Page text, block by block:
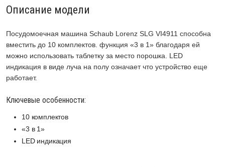
Описание модели
Посудомоечная машина Schaub Lorenz SLG VI4911 способна
вместить до 10 комплектов. функция «3 в 1» благодаря ей
можно использовать таблетку за место порошка. LED
индикация в виде луча на полу означает что устройство еще
работает.
Ключевые особенности:
10 комплектов
«3 в 1»
LED индикация